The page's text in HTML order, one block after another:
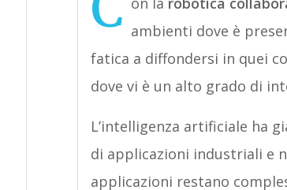
ambienti dove è
fatica a diffondersi in quei
dove vi è un alto grado di
L’intelligenza artificiale ha
di applicazioni industriali e
applicazioni restano